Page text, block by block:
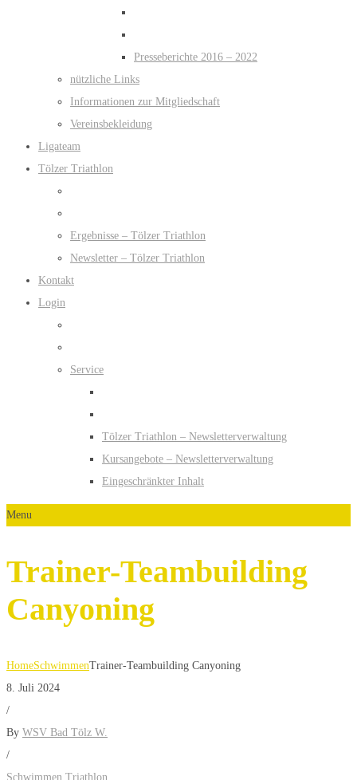
Presseberichte 2016 – 2022
nützliche Links
Informationen zur Mitgliedschaft
Vereinsbekleidung
Ligateam
Tölzer Triathlon
Ergebnisse – Tölzer Triathlon
Newsletter – Tölzer Triathlon
Kontakt
Login
Service
Tölzer Triathlon – Newsletterverwaltung
Kursangebote – Newsletterverwaltung
Eingeschränkter Inhalt
Menu
Trainer-Teambuilding
Canyoning
HomeSchwimmenTrainer-Teambuilding Canyoning
8. Juli 2024
/
By WSV Bad Tölz W.
/
Schwimmen Triathlon